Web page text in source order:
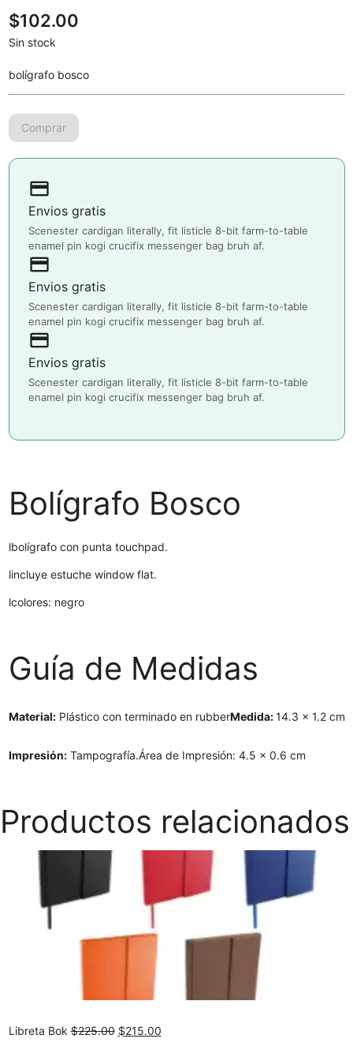
$102.00
Sin stock
bolígrafo bosco
payment
Envios gratis
Scenester cardigan literally, fit listicle 8-bit farm-to-table
enamel pin kogi crucifix messenger bag bruh af.
payment
Envios gratis
Scenester cardigan literally, fit listicle 8-bit farm-to-table
enamel pin kogi crucifix messenger bag bruh af.
payment
Envios gratis
Scenester cardigan literally, fit listicle 8-bit farm-to-table
enamel pin kogi crucifix messenger bag bruh af.
Bolígrafo Bosco
lbolígrafo con punta touchpad.
lincluye estuche window flat.
lcolores: negro
Guía de Medidas
Material:Plástico con terminado en rubberMedida:14.3 x 1.2 cm
Impresión:Tampografía.Área de Impresión: 4.5 x 0.6 cm
Productos relacionados
Libreta Bok$225.00 Original
$215.00Current